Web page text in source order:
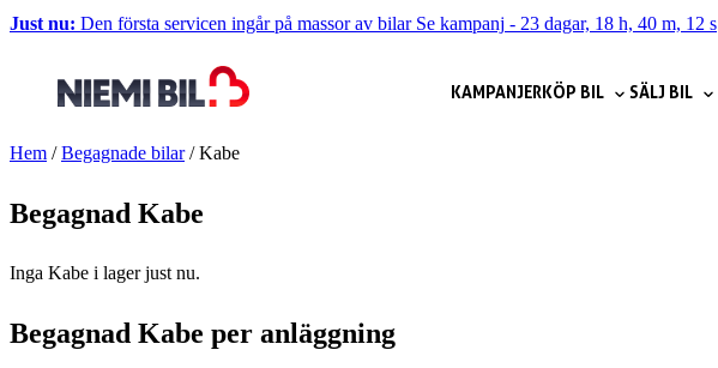
Just nu: Den första servicen ingår på massor av bilar Se kampanj - 23 dagar, 18 h, 40 m, 12 s
KAMPANJERKÖP BIL SÄLJ BIL
Hem / Begagnade bilar / Kabe
Begagnad Kabe
Inga Kabe i lager just nu.
Begagnad Kabe per anläggning